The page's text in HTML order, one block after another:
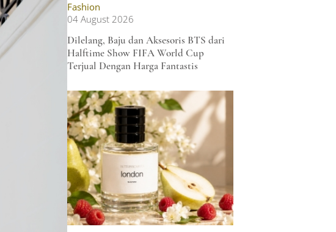
Fashion
04 August 2026
Dilelang, Baju dan Aksesoris BTS dari
Halftime Show FIFA World Cup
Terjual Dengan Harga Fantastis